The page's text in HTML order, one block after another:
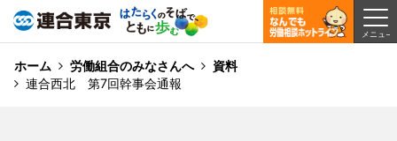
ホーム 労働組合のみなさんへ
資料
連合西北 第7回幹事会通報